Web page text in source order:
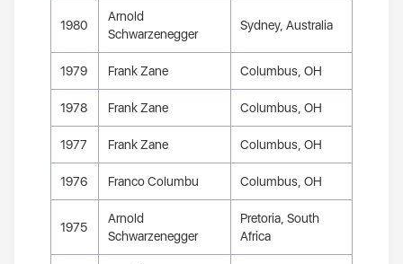
1980
Arnold
Schwarzenegger
Sydney, Australia
1979 Frank Zane Columbus, OH
1978 Frank Zane Columbus, OH
1977 Frank Zane Columbus, OH
1976 Franco Columbu Columbus, OH
1975
Arnold
Schwarzenegger
Pretoria, South
Africa